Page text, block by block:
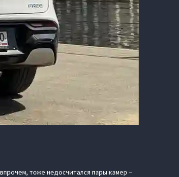
тоже недосчитался пары камер –